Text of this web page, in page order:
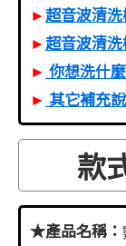
►超音波清洗
►超音波清
► 你想洗什
► 其它補充
款
★產品名稱：